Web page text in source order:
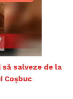
salveze de la
Coșbuc